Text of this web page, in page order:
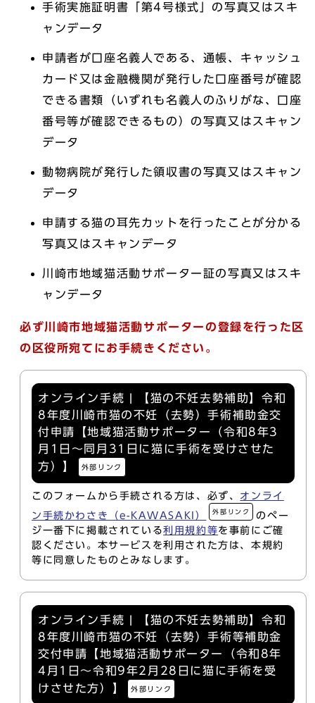
手術実施証明書「第4号様式」の写真又はスキ
ャンデータ
申請者が口座名義人である、通帳、キャッシュ
カード又は金融機関が発行した口座番号が確認
できる書類（いずれも名義人のふりがな、口座
番号等が確認できるもの）の写真又はスキャン
データ
動物病院が発行した領収書の写真又はスキャン
データ
申請する猫の耳先カットを行ったことが分かる
写真又はスキャンデータ
川崎市地域猫活動サポーター証の写真又はスキ
ャンデータ
必ず川崎市地域猫活動サポーターの登録を行った区
の区役所宛てにお手続きください。
オンライン手続 | 【猫の不妊去勢補助】令和
8年度川崎市猫の不妊（去勢）手術補助金交
付申請【地域猫活動サポーター（令和8年3
月1日～同月31日に猫に手術を受けさせた
方）】
外部リンク
このフォームから手続される方は、必ず、 オンライ
ン手続かわさき（e-KAWASAKI）
外部リンク
のペー
ジ一番下に掲載されている利用規約等を事前にご確
認ください。本サービスを利用された方は、本規約
等に同意したものとみなします。
オンライン手続 | 【猫の不妊去勢補助】令和
8年度川崎市猫の不妊（去勢）手術等補助金
交付申請【地域猫活動サポーター（令和8年
4月1日～令和9年2月28日に猫に手術を受
けさせた方）】
外部リンク